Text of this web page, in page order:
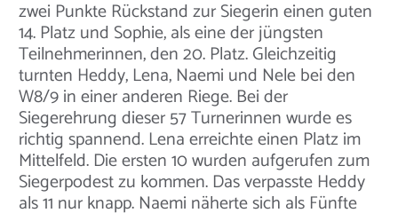
zwei Punkte Rückstand zur Siegerin einen guten
14. Platz und Sophie, als eine der jüngsten
Teilnehmerinnen, den 20. Platz. Gleichzeitig
turnten Heddy, Lena, Naemi und Nele bei den
W8/9 in einer anderen Riege. Bei der
Siegerehrung dieser 57 Turnerinnen wurde es
richtig spannend. Lena erreichte einen Platz im
Mittelfeld. Die ersten 10 wurden aufgerufen zum
Siegerpodest zu kommen. Das verpasste Heddy
als 11 nur knapp. Naemi näherte sich als Fünfte